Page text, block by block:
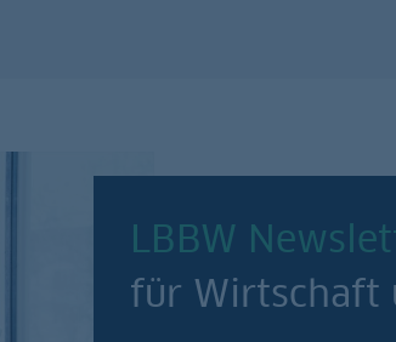
LBBW
für Wirtschaft